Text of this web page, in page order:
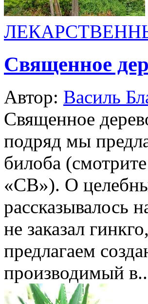
Священное
Автор: Василь
Священное
подряд мы
билоба
«СВ»). О
рассказывалось
не заказал
предлагаем
производимый